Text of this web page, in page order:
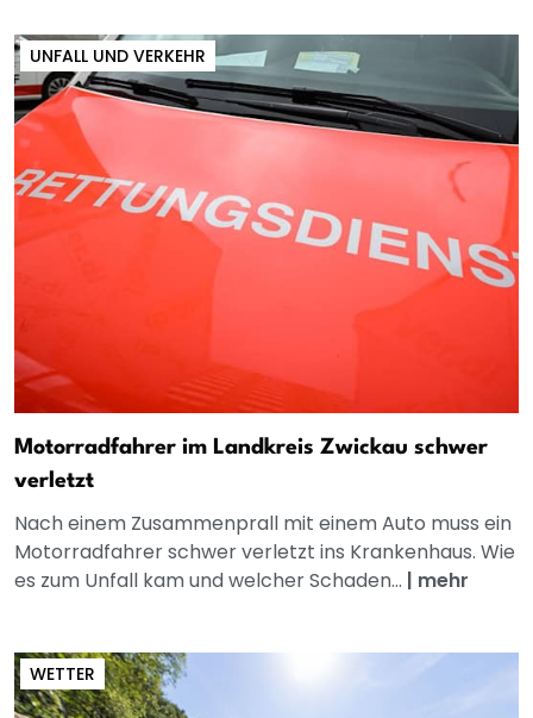
UNFALL UND VERKEHR
Motorradfahrer im Landkreis Zwickau schwer
verletzt
Nach einem Zusammenprall mit einem Auto muss ein
Motorradfahrer schwer verletzt ins Krankenhaus. Wie
es zum Unfall kam und welcher Schaden... | mehr
WETTER